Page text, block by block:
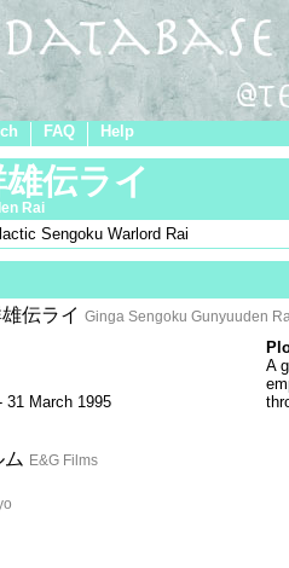
FAQ Help
伝ライ
Rai
Sengoku Warlord Rai
伝ライ Ginga Sengoku Gunyuuden
31 March 1995
E&G Films
A